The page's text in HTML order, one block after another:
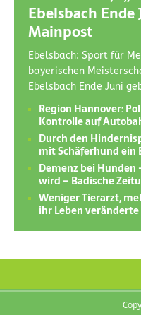
Ebelsbach
Mainpost
Ebelsbach: Sport für
bayerischen
Ebelsbach Ende Juni
Region Hannover:
Kontrolle auf
Durch den
mit Schäferhund ein
Demenz bei Hunden
wird – Badische
Weniger Tierarzt,
ihr Leben